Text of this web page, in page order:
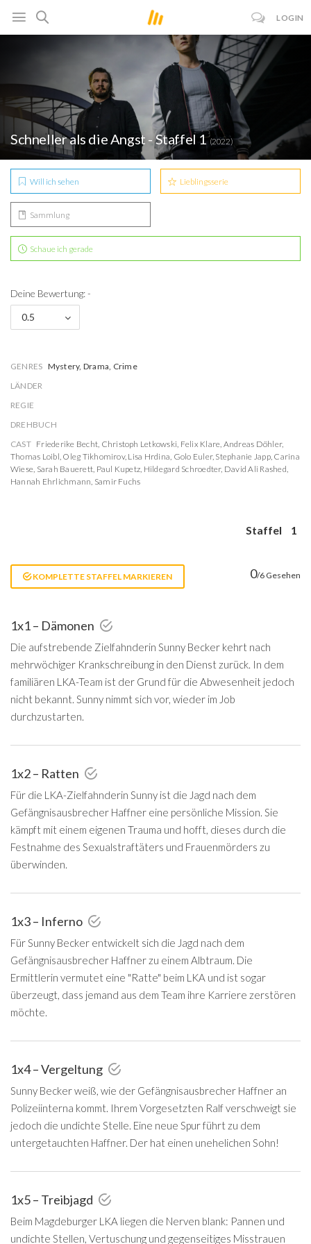
LOGIN
Schneller als die Angst - Staffel 1(2022)
Will ich sehen Lieblingsserie
Sammlung
Schaue ich gerade
Deine Bewertung: -
0.5
GENRES Mystery, Drama, Crime
LÄNDER
REGIE
DREHBUCH
CAST Friederike Becht, Christoph Letkowski, Felix Klare, Andreas Döhler,
Thomas Loibl, Oleg Tikhomirov, Lisa Hrdina, Golo Euler, Stephanie Japp, Carina
Wiese, Sarah Bauerett, Paul Kupetz, Hildegard Schroedter, David Ali Rashed,
Hannah Ehrlichmann, Samir Fuchs
Staffel 1
KOMPLETTE STAFFEL MARKIEREN 0/6 Gesehen
1x1 – Dämonen
Die aufstrebende Zielfahnderin Sunny Becker kehrt nach
mehrwöchiger Krankschreibung in den Dienst zurück. In dem
familiären LKA-Team ist der Grund für die Abwesenheit jedoch
nicht bekannt. Sunny nimmt sich vor, wieder im Job
durchzustarten.
1x2 – Ratten
Für die LKA-Zielfahnderin Sunny ist die Jagd nach dem
Gefängnisausbrecher Haffner eine persönliche Mission. Sie
kämpft mit einem eigenen Trauma und hofft, dieses durch die
Festnahme des Sexualstraftäters und Frauenmörders zu
überwinden.
1x3 – Inferno
Für Sunny Becker entwickelt sich die Jagd nach dem
Gefängnisausbrecher Haffner zu einem Albtraum. Die
Ermittlerin vermutet eine "Ratte" beim LKA und ist sogar
überzeugt, dass jemand aus dem Team ihre Karriere zerstören
möchte.
1x4 – Vergeltung
Sunny Becker weiß, wie der Gefängnisausbrecher Haffner an
Polizeiinterna kommt. Ihrem Vorgesetzten Ralf verschweigt sie
jedoch die undichte Stelle. Eine neue Spur führt zu dem
untergetauchten Haffner. Der hat einen unehelichen Sohn!
1x5 – Treibjagd
Beim Magdeburger LKA liegen die Nerven blank: Pannen und
undichte Stellen, Vertuschung und gegenseitiges Misstrauen